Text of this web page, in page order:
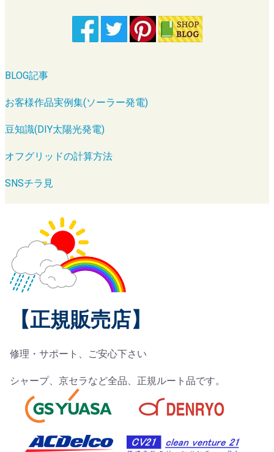
BLOG記事
お客様作品実例集(ソーラー発電)
豆知識(DIY太陽光発電)
オフグリッドの計算方法
SNSチラ見
【正規販売店】
修理・サポート、ご安心下さい
シャープ、京セラなど全品、正規ルート品です。